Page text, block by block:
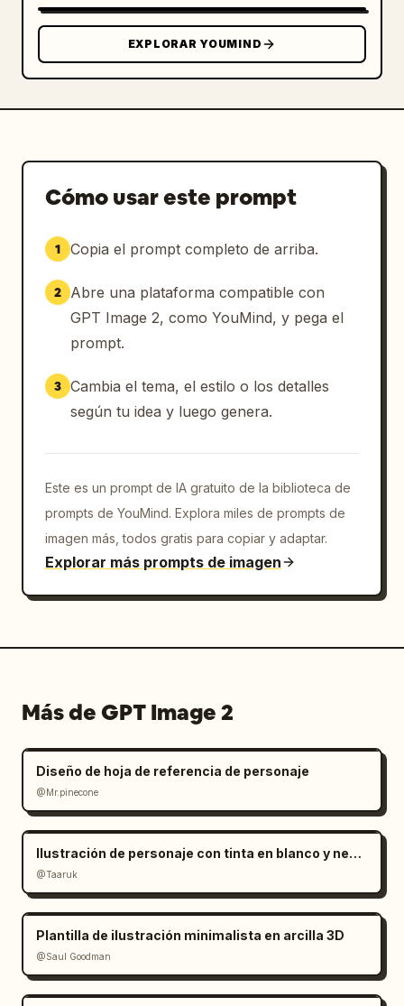
EXPLORAR YOUMIND
Cómo usar este prompt
1 Copia el prompt completo de arriba.
2
Abre una plataforma compatible con
GPT Image 2, como YouMind, y pega el
prompt.
3 Cambia el tema, el estilo o los detalles
según tu idea y luego genera.
Este es un prompt de IA gratuito de la biblioteca de
prompts de YouMind. Explora miles de prompts de
imagen más, todos gratis para copiar y adaptar.
Explorar más prompts de imagen
Más de GPT Image 2
Diseño de hoja de referencia de personaje
@Mr.pinecone
Ilustración de personaje con tinta en blanco y negro minimalista
@Taaruk
Plantilla de ilustración minimalista en arcilla 3D
@Saul Goodman